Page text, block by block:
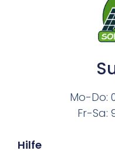
Mo-Do:
Fr-Sa:
Hilfe